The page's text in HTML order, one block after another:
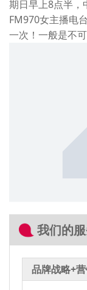
期日早上8点半，
FM970女主播电
一次！一般是不
我们的
品牌战略+